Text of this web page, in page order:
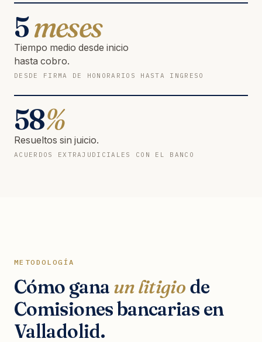
5meses
Tiempo medio desde inicio
hasta cobro.
DESDE FIRMA DE HONORARIOS HASTA INGRESO
58%
Resueltos sin juicio.
ACUERDOS EXTRAJUDICIALES CON EL BANCO
METODOLOGÍA
Cómo gana un litigio de
Comisiones bancarias en
Valladolid.